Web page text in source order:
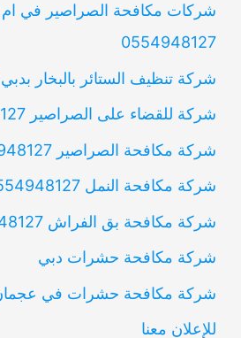
شركات مكافحة الصراصير في ام
0554948127
شركة تنظيف الستائر بالبخار بدبي 0554948127
شركة للقضاء على الصراصير 0554948127
شركة مكافحة الصراصير 0554948127
شركة مكافحة النمل 0554948127
شركة مكافحة بق الفراش 0554948127
شركة مكافحة حشرات دبي
شركة مكافحة حشرات في عجمان
للإعلان معنا